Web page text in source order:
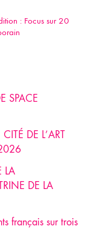
: Focus sur 20
SPACE
DE L’ART
LA
DE LA
français sur trois